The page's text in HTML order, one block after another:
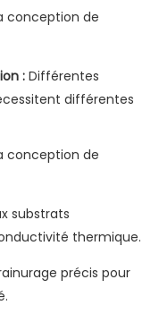
: Différentes
différentes
substrats
thermique.
précis pour